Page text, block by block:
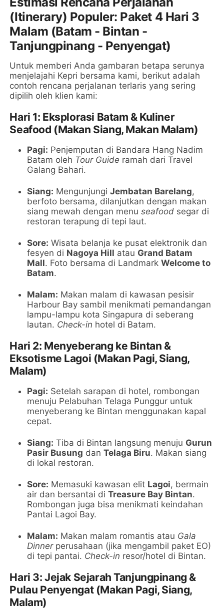
(Itinerary) Populer: Paket 4 Hari 3
Malam (Batam - Bintan -
Tanjungpinang - Penyengat)
Untuk memberi Anda gambaran betapa serunya
menjelajahi Kepri bersama kami, berikut adalah
contoh rencana perjalanan terlaris yang sering
dipilih oleh klien kami:
Hari 1: Eksplorasi Batam & Kuliner
Seafood (Makan Siang, Makan Malam)
Pagi: Penjemputan di Bandara Hang Nadim
Batam oleh Tour Guide ramah dari Travel
Galang Bahari.
Siang: MengunjungiJembatan Barelang,
berfoto bersama, dilanjutkan dengan makan
siang mewah dengan menuseafood segar di
restoran terapung di tepi laut.
Sore: Wisata belanja ke pusat elektronik dan
fesyen di Nagoya Hill atau Grand Batam
Mall. Foto bersama di LandmarkWelcome to
Batam.
Malam: Makan malam di kawasan pesisir
Harbour Bay sambil menikmati pemandangan
lampu-lampu kota Singapura di seberang
lautan. Check-in hotel di Batam.
Hari 2: Menyeberang ke Bintan &
Eksotisme Lagoi (Makan Pagi, Siang,
Malam)
Pagi: Setelah sarapan di hotel, rombongan
menuju Pelabuhan Telaga Punggur untuk
menyeberang ke Bintan menggunakan kapal
cepat.
Siang: Tiba di Bintan langsung menuju Gurun
Pasir Busung danTelaga Biru. Makan siang
di lokal restoran.
Sore: Memasuki kawasan elit Lagoi, bermain
air dan bersantai diTreasure Bay Bintan.
Rombongan juga bisa menikmati keindahan
Pantai Lagoi Bay.
Malam: Makan malam romantis atau Gala
Dinnerperusahaan (jika mengambil paket EO)
di tepi pantai. Check-in resor/hotel di Bintan.
Hari 3: Jejak Sejarah Tanjungpinang &
Pulau Penyengat (Makan Pagi, Siang,
Malam)